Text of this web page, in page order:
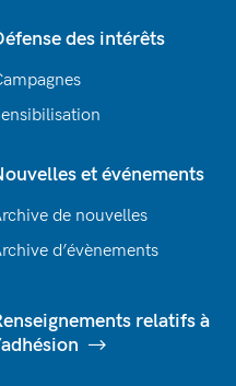
des intérêts
et événements
de nouvelles
d’évènements
relatifs à